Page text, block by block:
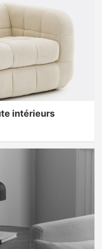
intérieurs